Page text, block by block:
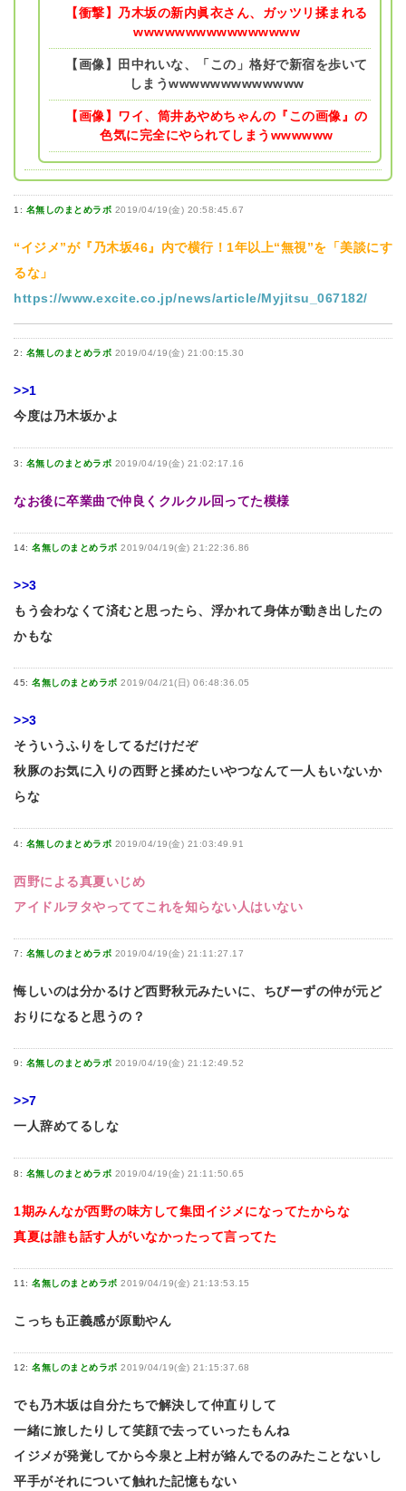
【衝撃】乃木坂の新内眞衣さん、ガッツリ揉まれる
wwwwwwwwwwwwwwww
【画像】田中れいな、「この」格好で新宿を歩いて
しまうwwwwwwwwwwwww
【画像】ワイ、筒井あやめちゃんの『この画像』の
色気に完全にやられてしまうwwwwww
1: 名無しのまとめラボ 2019/04/19(金) 20:58:45.67
“イジメ”が『乃木坂46』内で横行！1年以上“無視”を「美談にす
るな」
https://www.excite.co.jp/news/article/Myjitsu_067182/
2: 名無しのまとめラボ 2019/04/19(金) 21:00:15.30
>>1
今度は乃木坂かよ
3: 名無しのまとめラボ 2019/04/19(金) 21:02:17.16
なお後に卒業曲で仲良くクルクル回ってた模様
14: 名無しのまとめラボ 2019/04/19(金) 21:22:36.86
>>3
もう会わなくて済むと思ったら、浮かれて身体が動き出したの
かもな
45: 名無しのまとめラボ 2019/04/21(日) 06:48:36.05
>>3
そういうふりをしてるだけだぞ
秋豚のお気に入りの西野と揉めたいやつなんて一人もいないか
らな
4: 名無しのまとめラボ 2019/04/19(金) 21:03:49.91
西野による真夏いじめ
アイドルヲタやっててこれを知らない人はいない
7: 名無しのまとめラボ 2019/04/19(金) 21:11:27.17
悔しいのは分かるけど西野秋元みたいに、ちびーずの仲が元ど
おりになると思うの？
9: 名無しのまとめラボ 2019/04/19(金) 21:12:49.52
>>7
一人辞めてるしな
8: 名無しのまとめラボ 2019/04/19(金) 21:11:50.65
1期みんなが西野の味方して集団イジメになってたからな
真夏は誰も話す人がいなかったって言ってた
11: 名無しのまとめラボ 2019/04/19(金) 21:13:53.15
こっちも正義感が原動やん
12: 名無しのまとめラボ 2019/04/19(金) 21:15:37.68
でも乃木坂は自分たちで解決して仲直りして
一緒に旅したりして笑顔で去っていったもんね
イジメが発覚してから今泉と上村が絡んでるのみたことないし
平手がそれについて触れた記憶もない